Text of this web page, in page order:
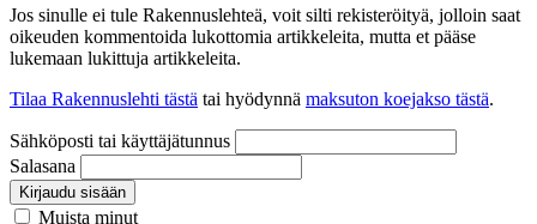
Jos sinulle ei tule Rakennuslehteä, voit silti rekisteröityä, jolloin saat
oikeuden kommentoida lukottomia artikkeleita, mutta et pääse
lukemaan lukittuja artikkeleita.
Tilaa Rakennuslehti tästä tai hyödynnä maksuton koejakso tästä.
Sähköposti tai käyttäjätunnus
Salasana
Kirjaudu sisään
Muista minut